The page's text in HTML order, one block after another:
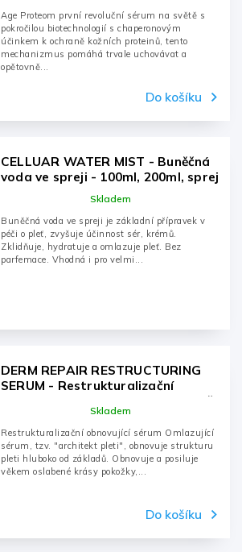
Do košíku
Age Proteom první revoluční sérum na světě s
pokročilou biotechnologií s chaperonovým
účinkem k ochraně kožních proteinů, tento
mechanizmus pomáhá trvale uchovávat a
opětovně...
CELLUAR WATER MIST - Buněčná
voda ve spreji - 100ml, 200ml, sprej
Skladem
Buněčná voda ve spreji je základní přípravek v
péči o pleť, zvyšuje účinnost sér, krémů.
Zklidňuje, hydratuje a omlazuje pleť. Bez
parfemace. Vhodná i pro velmi...
DERM REPAIR RESTRUCTURING
SERUM - Restrukturalizační
obnovující sérum - 30ml, dávkovač
Skladem
Do košíku
Restrukturalizační obnovující sérum Omlazující
sérum, tzv. "architekt pleti", obnovuje strukturu
pleti hluboko od základů. Obnovuje a posiluje
věkem oslabené krásy pokožky,...